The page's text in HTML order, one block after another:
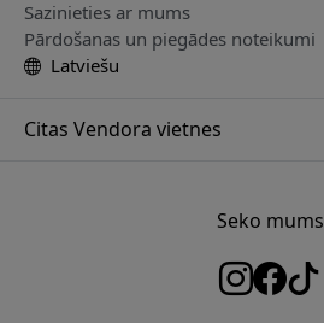
Sazinieties ar mums
Pārdošanas un piegādes noteikumi
Latviešu
Citas Vendora vietnes
Seko mums